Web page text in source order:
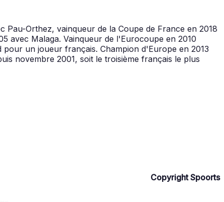
Pau-Orthez, vainqueur de la Coupe de France en 2018
avec Malaga. Vainqueur de l'Eurocoupe en 2010
pour un joueur français. Champion d'Europe en 2013
novembre 2001, soit le troisième français le plus
Copyright Spoorts